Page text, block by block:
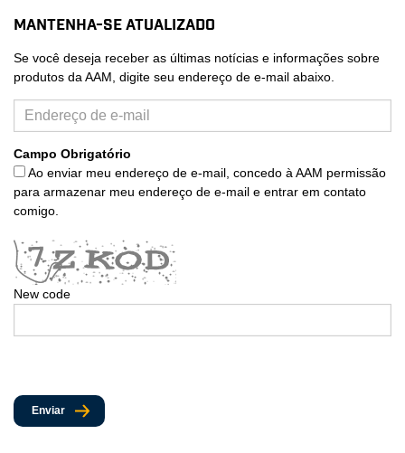
Mantenha-se atualizado
Se você deseja receber as últimas notícias e informações sobre
produtos da AAM, digite seu endereço de e-mail abaixo.
Campo Obrigatório
Ao enviar meu endereço de e-mail, concedo à AAM permissão
para armazenar meu endereço de e-mail e entrar em contato
comigo.
New code
Enviar